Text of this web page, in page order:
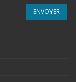
ENVOYER